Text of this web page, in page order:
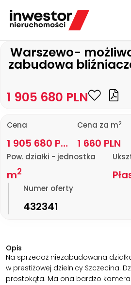
Warszewo-
zabudowa
1 905 680 PLN
Cena
1 905 680 PLN
Cena za m2
1 660 PLN
Pow. działki - jednostka
m2
Numer oferty
432341
Opis
Na sprzedaż niezabudowana
w prestiżowej dzielnicy Szczecina.
prostokąta. Ma ona bardzo